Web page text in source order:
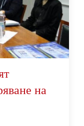
на